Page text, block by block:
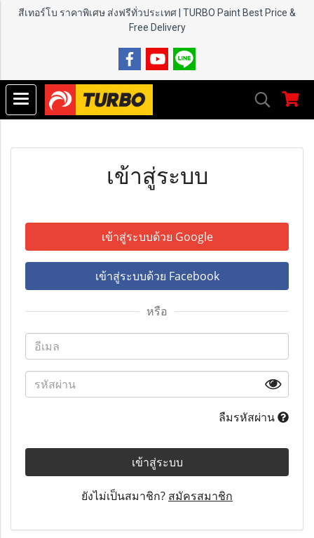
สีเทอร์โบ ราคาพิเศษ ส่งฟรีทั่วประเทศ | TURBO Paint Best Price &
Free Delivery
เข้าสู่ระบบ
เข้าสู่ระบบด้วย Google
เข้าสู่ระบบด้วย Facebook
หรือ
ลืมรหัสผ่าน
เข้าสู่ระบบ
ยังไม่เป็นสมาชิก? สมัครสมาชิก